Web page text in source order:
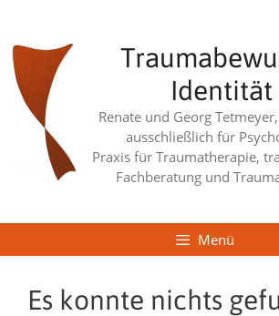
springen
Identität
Renate und Georg
ausschließlich für
Praxis für Traumatherapie,
Fachberatung und
Menü
Es konnte nichts